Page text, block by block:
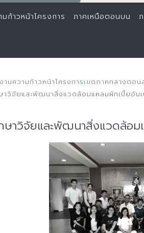
ก้าวหน้าโครงการ ภาคเหนือตอนบน
านความก้าวหน้าโครงการเขตภาคกลางตอน
าวิจัยและพัฒนาสิ่งแวดล้อมแหลมผักเบี้ยอัน
ษาวิจัยและพัฒนาสิ่งแวดล้อม